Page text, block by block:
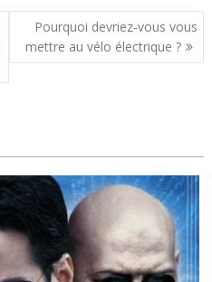
Pourquoi devriez-vous vous
mettre au vélo électrique ?